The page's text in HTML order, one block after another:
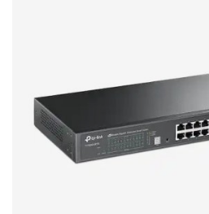
Наушники
Сетевое оборудование